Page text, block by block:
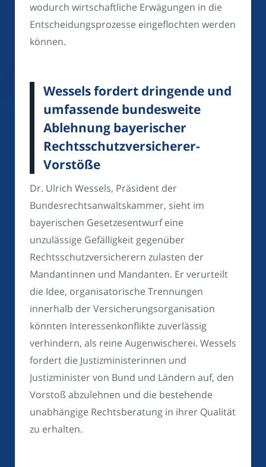
wodurch wirtschaftliche Erwägungen in die
Entscheidungsprozesse eingeflochten werden
können.
Wessels fordert dringende und
umfassende bundesweite
Ablehnung bayerischer
Rechtsschutzversicherer-
Vorstöße
Dr. Ulrich Wessels, Präsident der
Bundesrechtsanwaltskammer, sieht im
bayerischen Gesetzesentwurf eine
unzulässige Gefälligkeit gegenüber
Rechtsschutzversicherern zulasten der
Mandantinnen und Mandanten. Er verurteilt
die Idee, organisatorische Trennungen
innerhalb der Versicherungsorganisation
könnten Interessenkonflikte zuverlässig
verhindern, als reine Augenwischerei. Wessels
fordert die Justizministerinnen und
Justizminister von Bund und Ländern auf, den
Vorstoß abzulehnen und die bestehende
unabhängige Rechtsberatung in ihrer Qualität
zu erhalten.